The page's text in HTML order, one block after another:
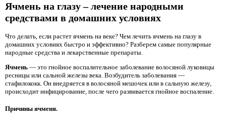
Ячмень на глазу – лечение народными
средствами в домашних условиях
Что делать, если растет ячмень на веке? Чем лечить ячмень на глазу в
домашних условиях быстро и эффективно? Разберем самые популярные
народные средства и лекарственные препараты.
Ячмень — это гнойное воспалительное заболевание волосяной луковицы
ресницы или сальной железы века. Возбудитель заболевания —
стафилококк. Он внедряется в волосяной мешочек или в сальную железу,
происходит инфицирование, после чего развивается гнойное воспаление.
Причины ячменя.